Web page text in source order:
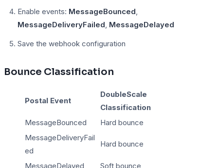
Enable events: MessageBounced
MessageDeliveryFailed MessageDelayed
Save the webhook configuration
Bounce Classification
Postal Event
DoubleScale
Classification
MessageBounced
Hard bounce
MessageDeliveryFail
ed
Hard bounce
MessageDelayed Soft bounce